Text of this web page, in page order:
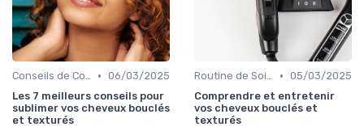
Conseils de Coiffage • 06/03/2025
Les 7 meilleurs conseils pour
sublimer vos cheveux bouclés
et texturés
Routine de Soins pour Cheveux Bouclés • 05/03/2025
Comprendre et entretenir
vos cheveux bouclés et
texturés